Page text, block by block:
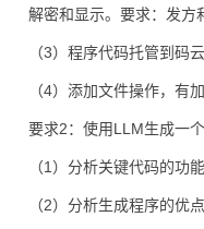
解密和显示。要求：发方
（3）程序代码托管到码云
（4）添加文件操作，有
要求2：使用LLM生成一
（1）分析关键代码的功
（2）分析生成程序的优点